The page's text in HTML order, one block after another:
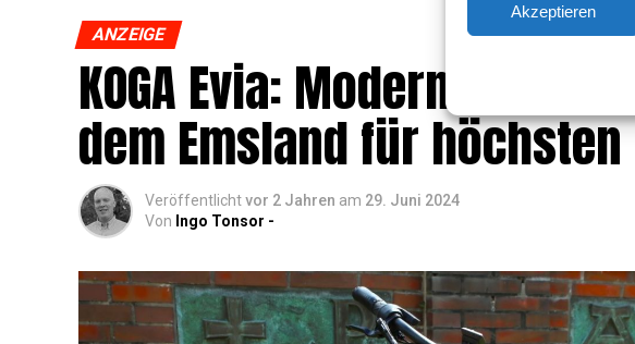
Akzeptieren
ANZEIGE
KOGA Evia: Moderns­te
dem Ems­land für
Veröffentlichtvor 2 Jahren am 29. Juni 2024
Von Ingo Tonsor -